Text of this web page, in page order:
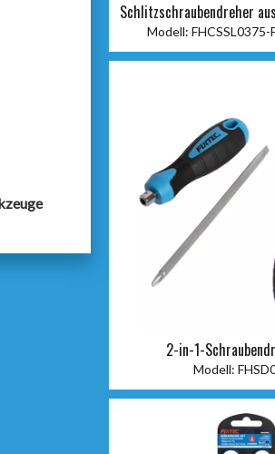
Schlitzschraubendreher
Modell: FHCSSL0375-
2-in-1-
Modell: